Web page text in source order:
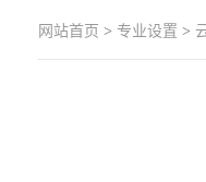
网站首页 > 专业设置 >